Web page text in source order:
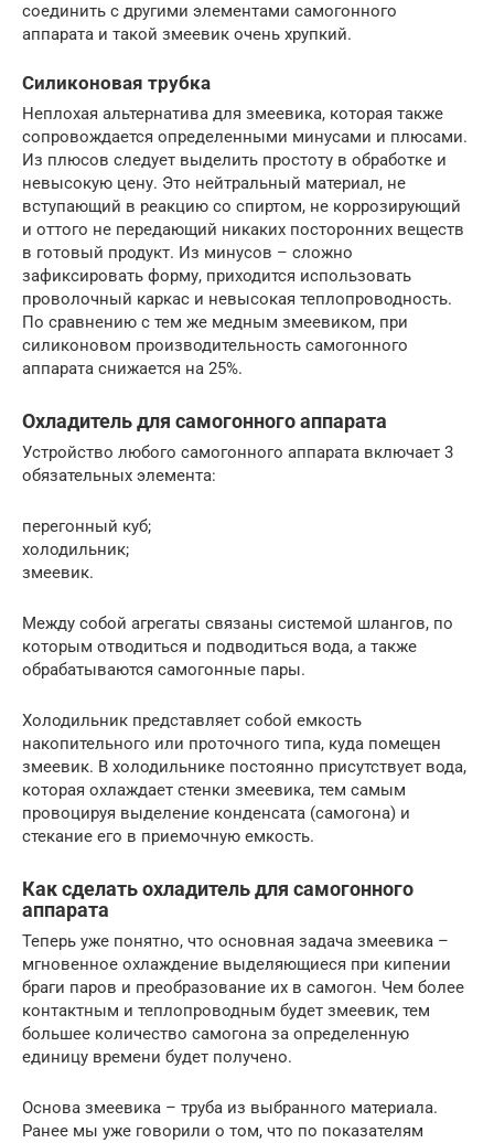
соединить с другими элементами самогонного
аппарата и такой змеевик очень хрупкий.
Силиконовая трубка
Неплохая альтернатива для змеевика, которая также
сопровождается определенными минусами и плюсами.
Из плюсов следует выделить простоту в обработке и
невысокую цену. Это нейтральный материал, не
вступающий в реакцию со спиртом, не коррозирующий
и оттого не передающий никаких посторонних веществ
в готовый продукт. Из минусов – сложно
зафиксировать форму, приходится использовать
проволочный каркас и невысокая теплопроводность.
По сравнению с тем же медным змеевиком, при
силиконовом производительность самогонного
аппарата снижается на 25%.
Охладитель для самогонного аппарата
Устройство любого самогонного аппарата включает 3
обязательных элемента:
перегонный куб;
холодильник;
змеевик.
Между собой агрегаты связаны системой шлангов, по
которым отводиться и подводиться вода, а также
обрабатываются самогонные пары.
Холодильник представляет собой емкость
накопительного или проточного типа, куда помещен
змеевик. В холодильнике постоянно присутствует вода,
которая охлаждает стенки змеевика, тем самым
провоцируя выделение конденсата (самогона) и
стекание его в приемочную емкость.
Как сделать охладитель для самогонного
аппарата
Теперь уже понятно, что основная задача змеевика –
мгновенное охлаждение выделяющиеся при кипении
браги паров и преобразование их в самогон. Чем более
контактным и теплопроводным будет змеевик, тем
большее количество самогона за определенную
единицу времени будет получено.
Основа змеевика – труба из выбранного материала.
Ранее мы уже говорили о том, что по показателям